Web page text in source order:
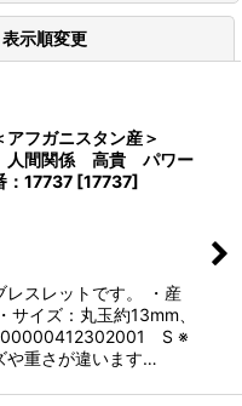
表示順変更
フガニスタン産＞
間関係 高貴 パワー
17737 [17737]
レスレットです。 ・産
サイズ：丸玉約13mm、
S ※
や重さが違います…